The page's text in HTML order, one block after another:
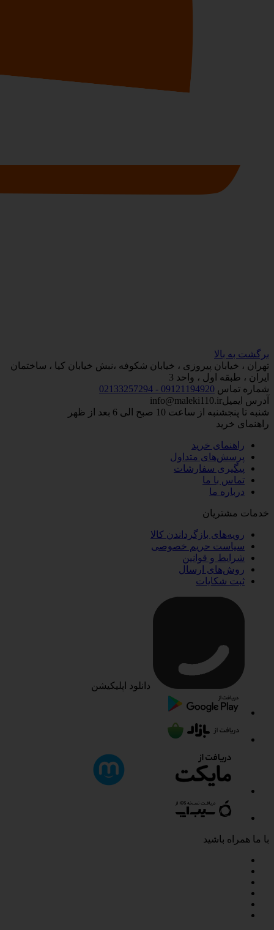
برگشت به بالا
تهران ، خیابان پیروزی ، خیابان شکوفه ،نبش خیابان کیا ، ساختمان
ایران ، طبقه اول ، واحد 3
شماره تماس 09121194920 - 02133257294
آدرس ایمیلinfo@maleki110.ir
شنبه تا پنجشنبه از ساعت 10 صبح الی 6 بعد از ظهر
راهنمای خرید
راهنمای خرید
پرسش‌های متداول
پیگیری سفارشات
تماس با ما
درباره ما
خدمات مشتریان
رویه‌های بازگرداندن کالا
سیاست حریم خصوصی
شرایط و قوانین
روش‌های ارسال
ثبت شکایات
دانلود اپلیکیشن
با ما همراه باشید